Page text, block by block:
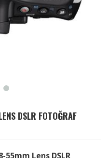
DSLR FOTOĞRAF
55mm Lens DSLR